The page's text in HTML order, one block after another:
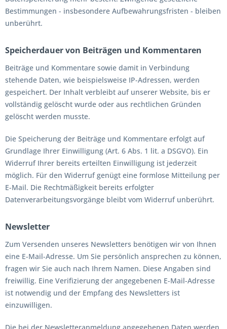
Bestimmungen - insbesondere Aufbewahrungsfristen - bleiben
unberührt.
Speicherdauer von Beiträgen und Kommentaren
Beiträge und Kommentare sowie damit in Verbindung
stehende Daten, wie beispielsweise IP-Adressen, werden
gespeichert. Der Inhalt verbleibt auf unserer Website, bis er
vollständig gelöscht wurde oder aus rechtlichen Gründen
gelöscht werden musste.
Die Speicherung der Beiträge und Kommentare erfolgt auf
Grundlage Ihrer Einwilligung (Art. 6 Abs. 1 lit. a DSGVO). Ein
Widerruf Ihrer bereits erteilten Einwilligung ist jederzeit
möglich. Für den Widerruf genügt eine formlose Mitteilung per
E-Mail. Die Rechtmäßigkeit bereits erfolgter
Datenverarbeitungsvorgänge bleibt vom Widerruf unberührt.
Newsletter
Zum Versenden unseres Newsletters benötigen wir von Ihnen
eine E-Mail-Adresse. Um Sie persönlich ansprechen zu können,
fragen wir Sie auch nach Ihrem Namen. Diese Angaben sind
freiwillig. Eine Verifizierung der angegebenen E-Mail-Adresse
ist notwendig und der Empfang des Newsletters ist
einzuwilligen.